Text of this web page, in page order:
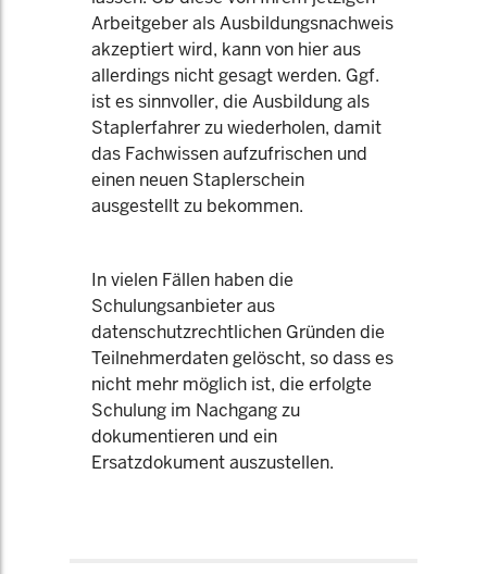
Arbeitgeber als Ausbildungsnachweis
akzeptiert wird, kann von hier aus
allerdings nicht gesagt werden. Ggf.
ist es sinnvoller, die Ausbildung als
Staplerfahrer zu wiederholen, damit
das Fachwissen aufzufrischen und
einen neuen Staplerschein
ausgestellt zu bekommen.
In vielen Fällen haben die
Schulungsanbieter aus
datenschutzrechtlichen Gründen die
Teilnehmerdaten gelöscht, so dass es
nicht mehr möglich ist, die erfolgte
Schulung im Nachgang zu
dokumentieren und ein
Ersatzdokument auszustellen.